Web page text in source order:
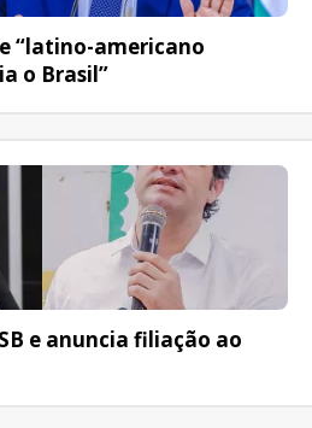
“latino-americano
o Brasil”
e anuncia filiação ao